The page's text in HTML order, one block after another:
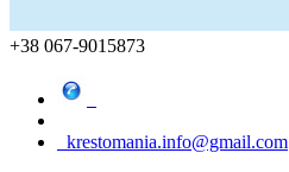
+38 067-9015873
krestomania.info@gmail.com